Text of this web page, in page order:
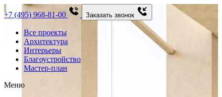
+7 (495) 968-81-00 Заказать звонок
Все проекты
Архитектура
Интерьеры
Благоустройство
Мастер-план
Меню